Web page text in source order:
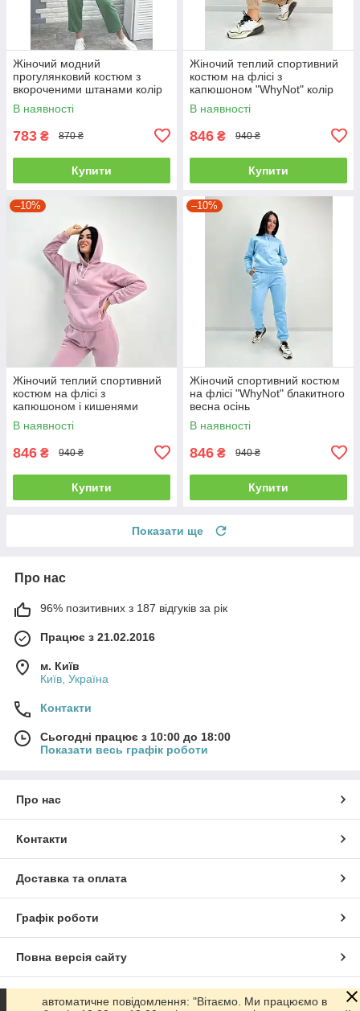
Жіночий модний
прогулянковий костюм з
вкороченими штанами колір
фісташковий
В наявності
783 ₴ 870 ₴
Купити
Жіночий теплий спортивний
костюм на флісі з
капюшоном "WhyNot" колір
капучино весна осені
В наявності
846 ₴ 940 ₴
Купити
–10%
Жіночий теплий спортивний
костюм на флісі з
капюшоном і кишенями
"WhyNot" фрізовий
В наявності
846 ₴ 940 ₴
Купити
–10%
Жіночий спортивний костюм
на флісі "WhyNot" блакитного
весна осінь
В наявності
846 ₴ 940 ₴
Купити
Показати ще
Про нас
96% позитивних з 187 відгуків за рік
Працює з 21.02.2016
м. Київ
Київ, Україна
Контакти
Сьогодні працює з 10:00 до 18:00
Показати весь графік роботи
Про нас
Контакти
Доставка та оплата
Графік роботи
Повна версія сайту
Сайт створено на маркетплейсіProm.ua
автоматичне повідомлення: "Вітаємо. Ми працюємо в